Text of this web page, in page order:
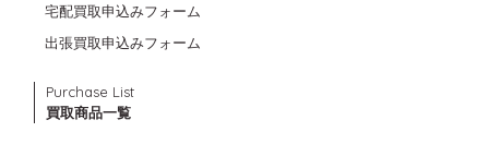
宅配買取申込みフォーム
出張買取申込みフォーム
Purchase List
買取商品一覧